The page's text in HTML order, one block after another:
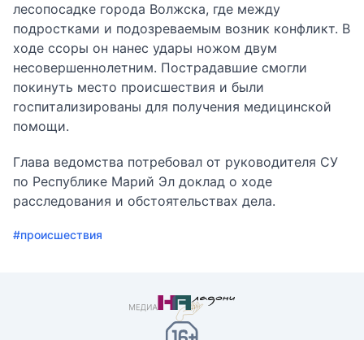
лесопосадке города Волжска, где между
подростками и подозреваемым возник конфликт. В
ходе ссоры он нанес удары ножом двум
несовершеннолетним. Пострадавшие смогли
покинуть место происшествия и были
госпитализированы для получения медицинской
помощи.
Глава ведомства потребовал от руководителя СУ
по Республике Марий Эл доклад о ходе
расследования и обстоятельствах дела.
#происшествия